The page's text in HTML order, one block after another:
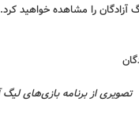
آزادگان را مشاهده خواهید
تصویری از برنامه بازی‌های لیگ